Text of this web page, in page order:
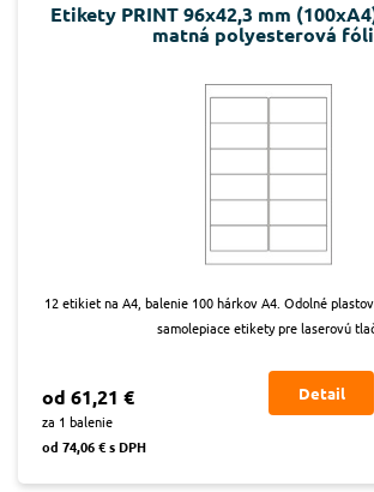
Etikety PRINT 96x42,3 mm
matná polyesterová
12 etikiet na A4, balenie 100 hárkov A4. Odolné
samolepiace etikety pre laserovú
od 61,21 €
za 1 balenie
od 74,06 € s DPH
Detail